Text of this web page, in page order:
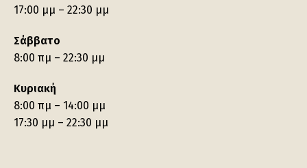
17:00 μμ – 22:30 μμ
Σάββατο
8:00 πμ – 22:30 μμ
Κυριακή
8:00 πμ – 14:00 μμ
17:30 μμ – 22:30 μμ